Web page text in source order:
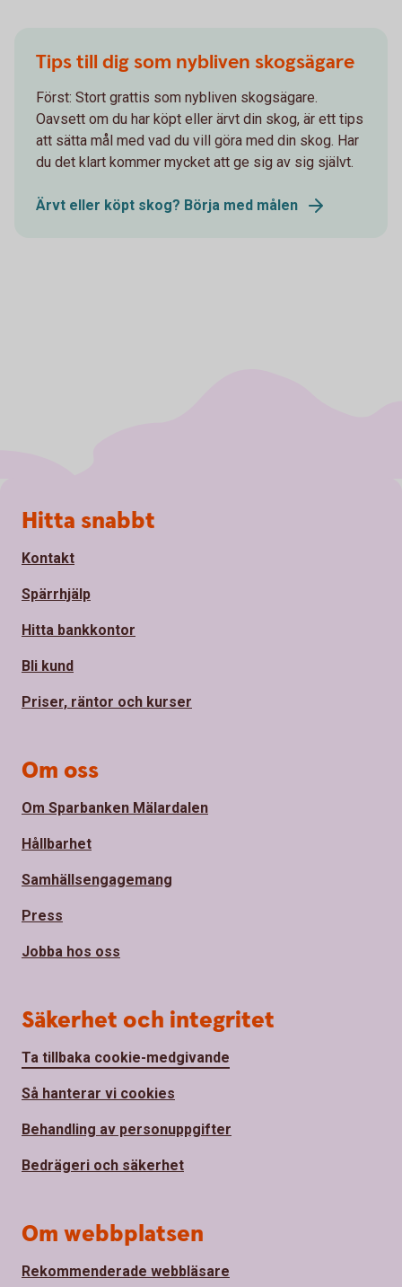
Tips till dig som nybliven skogsägare
Först: Stort grattis som nybliven skogsägare.
Oavsett om du har köpt eller ärvt din skog, är ett tips
att sätta mål med vad du vill göra med din skog. Har
du det klart kommer mycket att ge sig av sig självt.
Ärvt eller köpt skog? Börja med målen
Sidfot
Hitta snabbt
Kontakt
Spärrhjälp
Hitta bankkontor
Bli kund
Priser, räntor och kurser
Om oss
Om Sparbanken Mälardalen
Hållbarhet
Samhällsengagemang
Press
Jobba hos oss
Säkerhet och integritet
Ta tillbaka cookie-medgivande
Så hanterar vi cookies
Behandling av personuppgifter
Bedrägeri och säkerhet
Om webbplatsen
Rekommenderade webbläsare